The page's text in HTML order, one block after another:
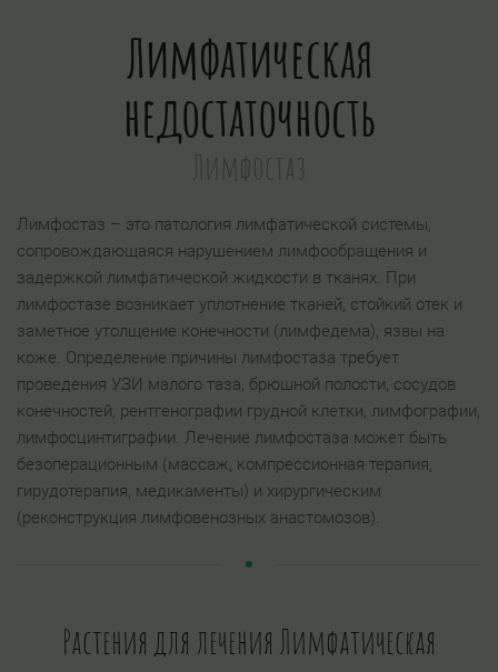
Лимфатическая
недостаточность
Лимфостаз
Лимфостаз – это патология лимфатической системы,
сопровождающаяся нарушением лимфообращения и
задержкой лимфатической жидкости в тканях. При
лимфостазе возникает уплотнение тканей, стойкий отек и
заметное утолщение конечности (лимфедема), язвы на
коже. Определение причины лимфостаза требует
проведения УЗИ малого таза, брюшной полости, сосудов
конечностей, рентгенографии грудной клетки, лимфографии,
лимфосцинтиграфии. Лечение лимфостаза может быть
безоперационным (массаж, компрессионная терапия,
гирудотерапия, медикаменты) и хирургическим
(реконструкция лимфовенозных анастомозов).
Растения для лечения Лимфатическая